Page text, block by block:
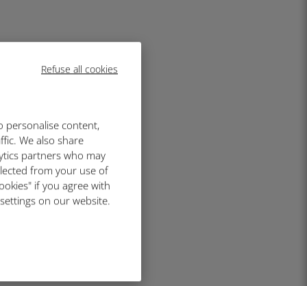
Refuse all cookies
personalise content,
We also share
partners who may
from your use of
if you agree with
on our website.